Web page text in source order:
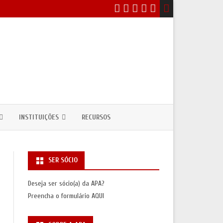
PÚBLICAS
INSTITUIÇÕES
ANTROPOLOGIA
UNIDADES DE INVESTIGAÇÃO
ASSOCIAÇÕES INTERNACIONAIS
RECURSOS
SER SÓCIO
Deseja ser sócio(a) da APA?
Preencha o formulário AQUI